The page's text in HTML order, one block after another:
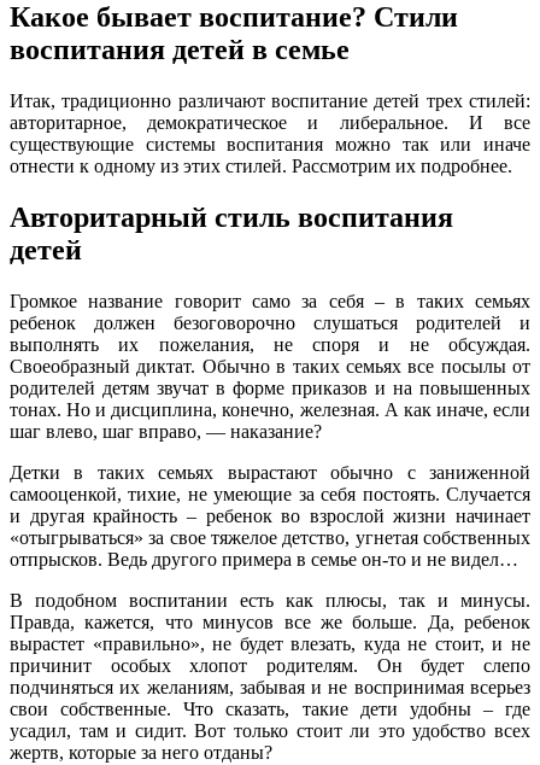
Какое бывает воспитание? Стили
воспитания детей в семье
Итак, традиционно различают воспитание детей трех стилей:
авторитарное, демократическое и либеральное. И все
существующие системы воспитания можно так или иначе
отнести к одному из этих стилей. Рассмотрим их подробнее.
Авторитарный стиль воспитания
детей
Громкое название говорит само за себя – в таких семьях
ребенок должен безоговорочно слушаться родителей и
выполнять их пожелания, не споря и не обсуждая.
Своеобразный диктат. Обычно в таких семьях все посылы от
родителей детям звучат в форме приказов и на повышенных
тонах. Но и дисциплина, конечно, железная. А как иначе, если
шаг влево, шаг вправо, — наказание?
Детки в таких семьях вырастают обычно с заниженной
самооценкой, тихие, не умеющие за себя постоять. Случается
и другая крайность – ребенок во взрослой жизни начинает
«отыгрываться» за свое тяжелое детство, угнетая собственных
отпрысков. Ведь другого примера в семье он-то и не видел…
В подобном воспитании есть как плюсы, так и минусы.
Правда, кажется, что минусов все же больше. Да, ребенок
вырастет «правильно», не будет влезать, куда не стоит, и не
причинит особых хлопот родителям. Он будет слепо
подчиняться их желаниям, забывая и не воспринимая всерьез
свои собственные. Что сказать, такие дети удобны – где
усадил, там и сидит. Вот только стоит ли это удобство всех
жертв, которые за него отданы?